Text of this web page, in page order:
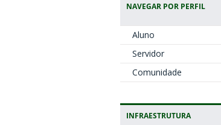
NAVEGAR POR PERFIL
Aluno
Servidor
Comunidade
INFRAESTRUTURA